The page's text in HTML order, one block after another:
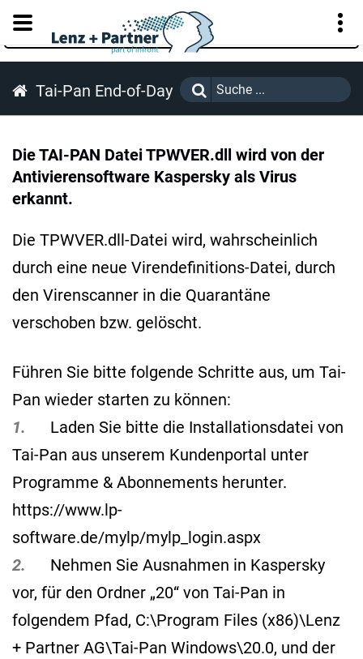
KUNDENPORTAL
Tai-Pan End-of-Day
Die TAI-PAN Datei TPWVER.dll wird von der
Antivierensoftware Kaspersky als Virus
erkannt.
Die TPWVER.dll-Datei wird, wahrscheinlich
durch eine neue Virendefinitions-Datei, durch
den Virenscanner in die Quarantäne
verschoben bzw. gelöscht.
Führen Sie bitte folgende Schritte aus, um Tai-
Pan wieder starten zu können:
1.
Laden Sie bitte die Installationsdatei von
Tai-Pan aus unserem Kundenportal unter
Programme & Abonnements herunter.
https://www.lp-
software.de/mylp/mylp_login.aspx
2.
Nehmen Sie Ausnahmen in Kaspersky
vor, für den Ordner „20“ von Tai-Pan in
folgendem Pfad, C:\Program Files (x86)\Lenz
+ Partner AG\Tai-Pan Windows\20.0, und der